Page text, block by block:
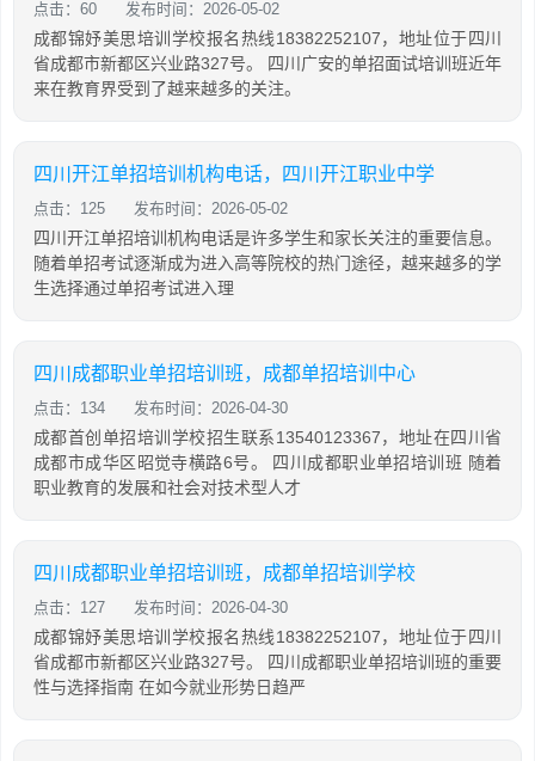
点击：60 发布时间：2026-05-02
成都锦妤美思培训学校报名热线18382252107，地址位于四川
省成都市新都区兴业路327号。 四川广安的单招面试培训班近年
来在教育界受到了越来越多的关注。
四川开江单招培训机构电话，四川开江职业中学
点击：125 发布时间：2026-05-02
四川开江单招培训机构电话是许多学生和家长关注的重要信息。
随着单招考试逐渐成为进入高等院校的热门途径，越来越多的学
生选择通过单招考试进入理
四川成都职业单招培训班，成都单招培训中心
点击：134 发布时间：2026-04-30
成都首创单招培训学校招生联系13540123367，地址在四川省
成都市成华区昭觉寺横路6号。 四川成都职业单招培训班 随着
职业教育的发展和社会对技术型人才
四川成都职业单招培训班，成都单招培训学校
点击：127 发布时间：2026-04-30
成都锦妤美思培训学校报名热线18382252107，地址位于四川
省成都市新都区兴业路327号。 四川成都职业单招培训班的重要
性与选择指南 在如今就业形势日趋严